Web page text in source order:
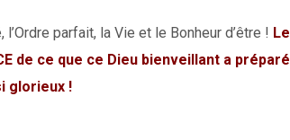
volume.
parfait, la Vie et le Bonheur d’être ! Le
de ce que ce Dieu bienveillant a préparé
glorieux !